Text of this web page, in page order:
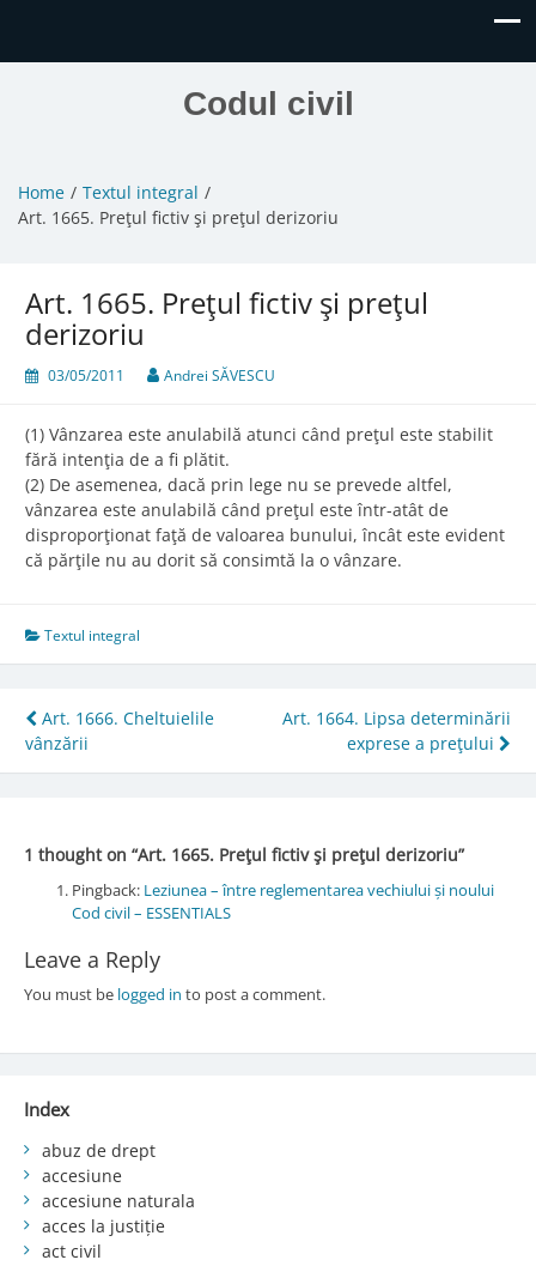
Codul civil
Home
Textul integral
Art. 1665. Preţul fictiv şi preţul derizoriu
Art. 1665. Preţul fictiv şi preţul
derizoriu
03/05/2011 Andrei SĂVESCU
(1) Vânzarea este anulabilă atunci când preţul este stabilit
fără intenţia de a fi plătit.
(2) De asemenea, dacă prin lege nu se prevede altfel,
vânzarea este anulabilă când preţul este într-atât de
disproporţionat faţă de valoarea bunului, încât este evident
că părţile nu au dorit să consimtă la o vânzare.
Textul integral
Post
navigation
Art. 1666. Cheltuielile
vânzării
Art. 1664. Lipsa determinării
exprese a preţului
1 thought on “Art. 1665. Preţul fictiv şi preţul derizoriu”
Pingback: Leziunea – între reglementarea vechiului și noului
Cod civil – ESSENTIALS
Leave a Reply
You must be logged in to post a comment.
Index
abuz de drept
accesiune
accesiune naturala
acces la justiție
act civil